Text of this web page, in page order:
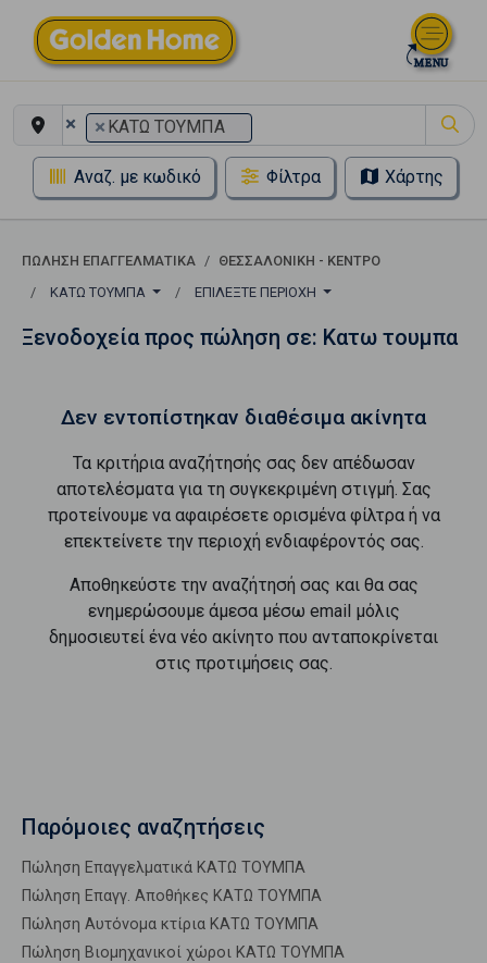
× × ΚΑΤΩ ΤΟΥΜΠΑ
Αναζ. με κωδικό Φίλτρα Χάρτης
ΠΏΛΗΣΗ ΕΠΑΓΓΕΛΜΑΤΙΚΆ
ΘΕΣΣΑΛΟΝΙΚΗ - ΚΕΝΤΡΟ
ΚΑΤΩ ΤΟΥΜΠΑ
ΕΠΙΛΈΞΤΕ ΠΕΡΙΟΧΉ
Ξενοδοχεία προς πώληση σε: Κατω τουμπα
Δεν εντοπίστηκαν διαθέσιμα ακίνητα
Τα κριτήρια αναζήτησής σας δεν απέδωσαν
αποτελέσματα για τη συγκεκριμένη στιγμή. Σας
προτείνουμε να αφαιρέσετε ορισμένα φίλτρα ή να
επεκτείνετε την περιοχή ενδιαφέροντός σας.
Αποθηκεύστε την αναζήτησή σας και θα σας
ενημερώσουμε άμεσα μέσω email μόλις
δημοσιευτεί ένα νέο ακίνητο που ανταποκρίνεται
στις προτιμήσεις σας.
Παρόμοιες αναζητήσεις
Πώληση Επαγγελματικά ΚΑΤΩ ΤΟΥΜΠΑ
Πώληση Επαγγ. Αποθήκες ΚΑΤΩ ΤΟΥΜΠΑ
Πώληση Αυτόνομα κτίρια ΚΑΤΩ ΤΟΥΜΠΑ
Πώληση Βιομηχανικοί χώροι ΚΑΤΩ ΤΟΥΜΠΑ